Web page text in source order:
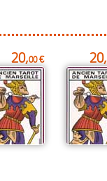
20,00 € 20,